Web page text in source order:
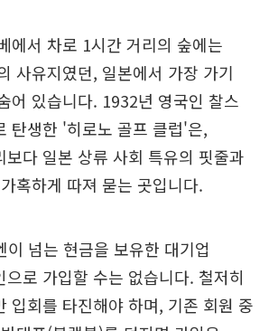
에서 차로 1시간 거리의 숲에는
사유지였던, 일본에서 가장 가기
어 있습니다. 1932년 영국인 찰스
탄생한 '히로노 골프 클럽'은,
보다 일본 상류 사회 특유의 핏줄과
혹하게 따져 묻는 곳입니다.
이 넘는 현금을 보유한 대기업
으로 가입할 수는 없습니다. 철저히
입회를 타진해야 하며, 기존 회원 중